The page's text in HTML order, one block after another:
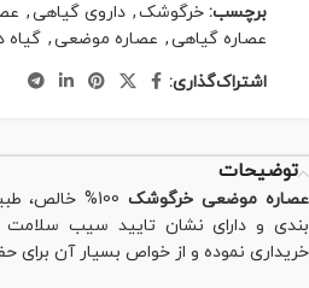
برچسب: خرگوشک, داروی گیاهی,
عصاره گیاهی, عصاره موضعی, گیاه
اشتراک‌گذاری:
توضیحات
عصاره موضعی خرگوشک
100% خالص،
بندی و دارای نشان تایید سیب سلامت
خریداری نموده و از خواص بسیار آن برای